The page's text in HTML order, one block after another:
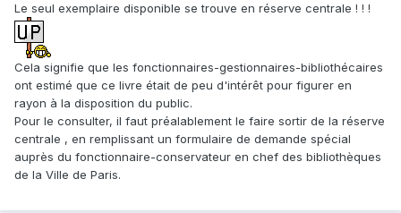
Le seul exemplaire disponible se trouve en réserve centrale ! ! !
Cela signifie que les fonctionnaires-gestionnaires-bibliothécaires
ont estimé que ce livre était de peu d'intérêt pour figurer en
rayon à la disposition du public.
Pour le consulter, il faut préalablement le faire sortir de la réserve
centrale , en remplissant un formulaire de demande spécial
auprès du fonctionnaire-conservateur en chef des bibliothèques
de la Ville de Paris.